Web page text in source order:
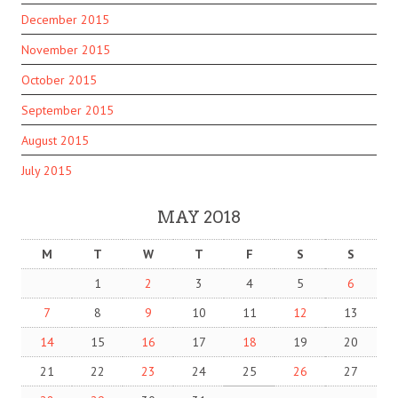
December 2015
November 2015
October 2015
September 2015
August 2015
July 2015
MAY 2018
M T W T F S
S
1
2 3 4 5
6
7
8 9 10 11 12
13
14
15 16 17 18 19
20
21
22 23 24 25 26
27